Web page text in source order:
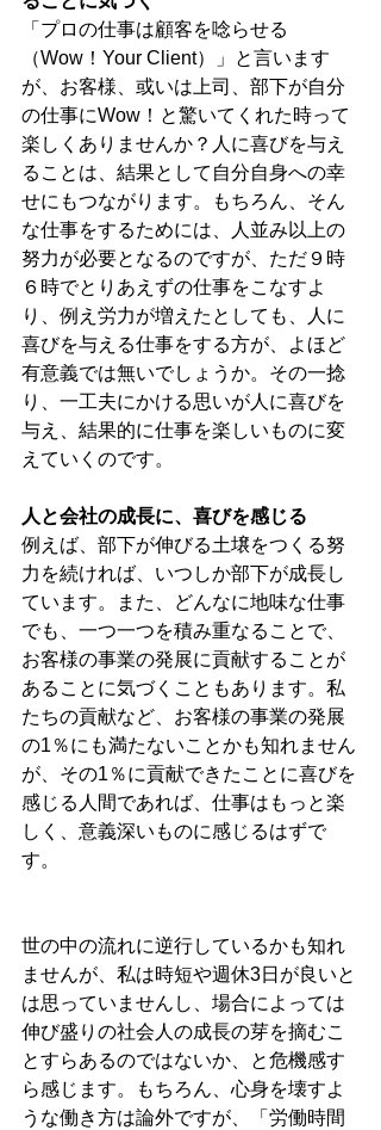
「プロの仕事は顧客を唸らせる
（Wow！Your Client）」と言います
が、お客様、或いは上司、部下が自分
の仕事にWow！と驚いてくれた時って
楽しくありませんか？人に喜びを与え
ることは、結果として自分自身への幸
せにもつながります。もちろん、そん
な仕事をするためには、人並み以上の
努力が必要となるのですが、ただ９時
６時でとりあえずの仕事をこなすよ
り、例え労力が増えたとしても、人に
喜びを与える仕事をする方が、よほど
有意義では無いでしょうか。その一捻
り、一工夫にかける思いが人に喜びを
与え、結果的に仕事を楽しいものに変
えていくのです。
人と会社の成長に、喜びを感じる
例えば、部下が伸びる土壌をつくる努
力を続ければ、いつしか部下が成長し
ています。また、どんなに地味な仕事
でも、一つ一つを積み重なることで、
お客様の事業の発展に貢献することが
あることに気づくこともあります。私
たちの貢献など、お客様の事業の発展
の1％にも満たないことかも知れません
が、その1％に貢献できたことに喜びを
感じる人間であれば、仕事はもっと楽
しく、意義深いものに感じるはずで
す。
世の中の流れに逆行しているかも知れ
ませんが、私は時短や週休3日が良いと
は思っていませんし、場合によっては
伸び盛りの社会人の成長の芽を摘むこ
とすらあるのではないか、と危機感す
ら感じます。もちろん、心身を壊すよ
うな働き方は論外ですが、「労働時間